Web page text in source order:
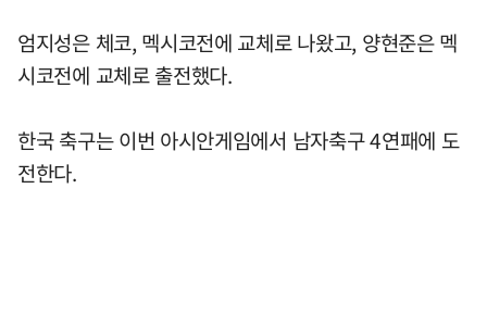
엄지성은 체코, 멕시코전에 교체로 나왔고, 양현준은 멕
시코전에 교체로 출전했다.
한국 축구는 이번 아시안게임에서 남자축구 4연패에 도
전한다.